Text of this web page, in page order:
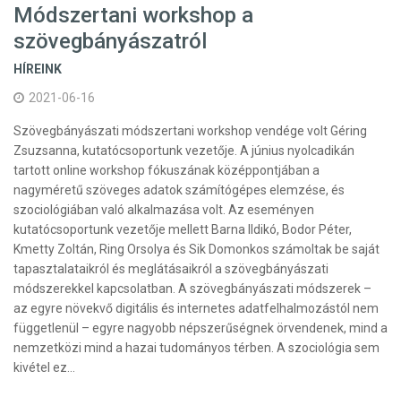
Módszertani workshop a
szövegbányászatról
HÍREINK
2021-06-16
Szövegbányászati módszertani workshop vendége volt Géring
Zsuzsanna, kutatócsoportunk vezetője. A június nyolcadikán
tartott online workshop fókuszának középpontjában a
nagyméretű szöveges adatok számítógépes elemzése, és
szociológiában való alkalmazása volt. Az eseményen
kutatócsoportunk vezetője mellett Barna Ildikó, Bodor Péter,
Kmetty Zoltán, Ring Orsolya és Sik Domonkos számoltak be saját
tapasztalataikról és meglátásaikról a szövegbányászati
módszerekkel kapcsolatban. A szövegbányászati módszerek –
az egyre növekvő digitális és internetes adatfelhalmozástól nem
függetlenül – egyre nagyobb népszerűségnek örvendenek, mind a
nemzetközi mind a hazai tudományos térben. A szociológia sem
kivétel ez…